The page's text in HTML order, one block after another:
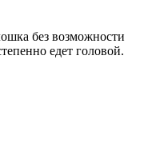
без возможности
едет головой.